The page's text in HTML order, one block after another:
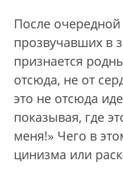
После
прозвучавших в
признается
отсюда, не от
это не отсюда
показывая, где
меня!» Чего в
цинизма или